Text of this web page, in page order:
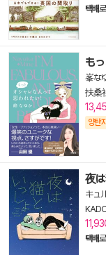
택배
も
峯な
扶桑
양탄
夜
キュ
택배